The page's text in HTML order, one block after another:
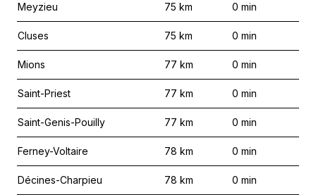
Meyzieu 75 km 0 min
Cluses 75 km 0 min
Mions 77 km 0 min
Saint-Priest 77 km 0 min
Saint-Genis-Pouilly 77 km 0 min
Ferney-Voltaire 78 km 0 min
Décines-Charpieu 78 km 0 min